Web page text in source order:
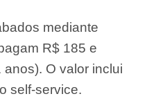
mediante
R$ 185 e
O valor inclui
self-service.